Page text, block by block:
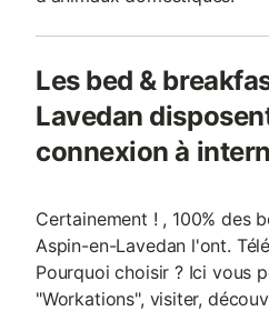
Les bed &
Lavedan
connexion à
Certainement ! , 100% des
Aspin-en-Lavedan l'ont.
Pourquoi choisir ? Ici vous
"Workations", visiter,